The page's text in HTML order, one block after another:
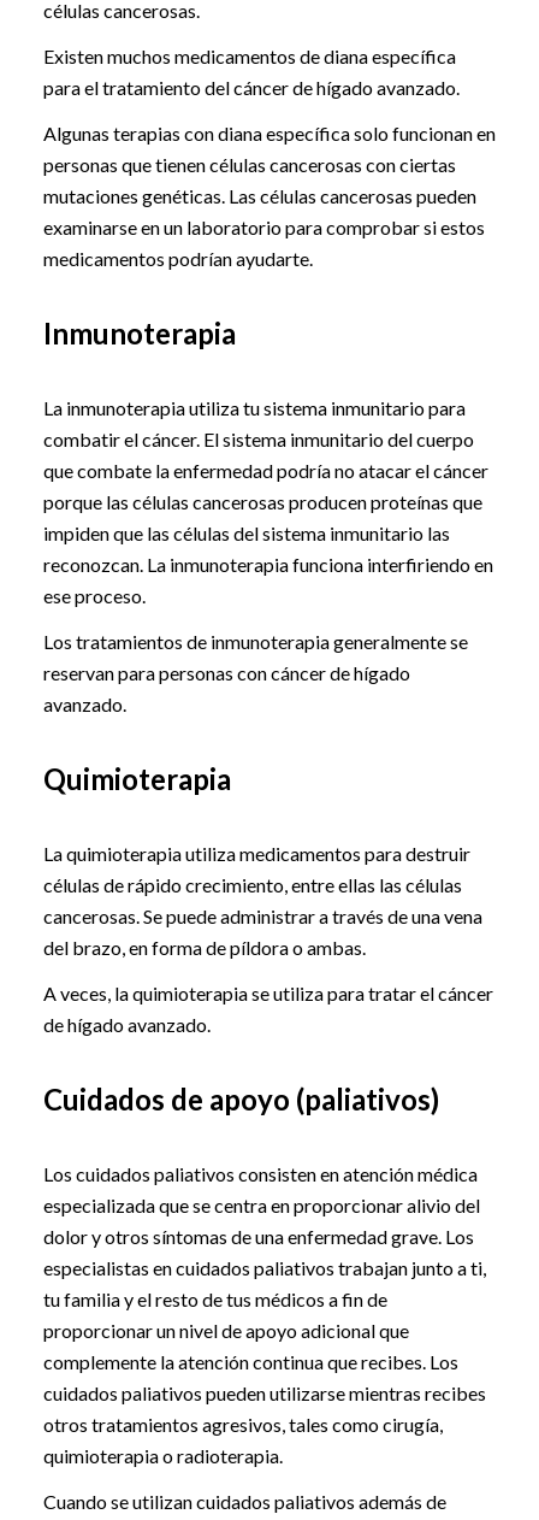
células cancerosas.
Existen muchos medicamentos de diana específica
para el tratamiento del cáncer de hígado avanzado.
Algunas terapias con diana específica solo funcionan en
personas que tienen células cancerosas con ciertas
mutaciones genéticas. Las células cancerosas pueden
examinarse en un laboratorio para comprobar si estos
medicamentos podrían ayudarte.
Inmunoterapia
La inmunoterapia utiliza tu sistema inmunitario para
combatir el cáncer. El sistema inmunitario del cuerpo
que combate la enfermedad podría no atacar el cáncer
porque las células cancerosas producen proteínas que
impiden que las células del sistema inmunitario las
reconozcan. La inmunoterapia funciona interfiriendo en
ese proceso.
Los tratamientos de inmunoterapia generalmente se
reservan para personas con cáncer de hígado
avanzado.
Quimioterapia
La quimioterapia utiliza medicamentos para destruir
células de rápido crecimiento, entre ellas las células
cancerosas. Se puede administrar a través de una vena
del brazo, en forma de píldora o ambas.
A veces, la quimioterapia se utiliza para tratar el cáncer
de hígado avanzado.
Cuidados de apoyo (paliativos)
Los cuidados paliativos consisten en atención médica
especializada que se centra en proporcionar alivio del
dolor y otros síntomas de una enfermedad grave. Los
especialistas en cuidados paliativos trabajan junto a ti,
tu familia y el resto de tus médicos a fin de
proporcionar un nivel de apoyo adicional que
complemente la atención continua que recibes. Los
cuidados paliativos pueden utilizarse mientras recibes
otros tratamientos agresivos, tales como cirugía,
quimioterapia o radioterapia.
Cuando se utilizan cuidados paliativos además de